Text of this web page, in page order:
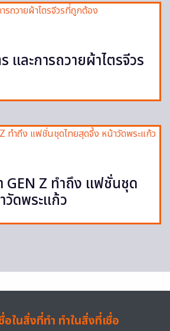
และการถวายผ้าไตรจีวร
Z ทำถึง แฟชั่นชุด
วัดพระแก้ว
อในสิ่งที่ทำ ทำในสิ่งที่เชื่อ